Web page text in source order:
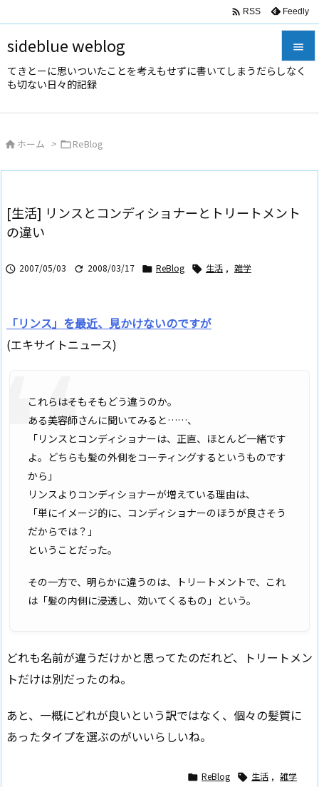
sideblue weblog
てきとーに思いついたことを考えもせずに書いてしまうだらしなく
も切ない日々的記録



 RSS Feedly
 ホーム > ReBlog
[生活] リンスとコンディショナーとトリートメント
の違い
 2007/05/03  2008/03/17  ReBlog  生活 , 雑学
「リンス」を最近、見かけないのですが
(エキサイトニュース)
これらはそもそもどう違うのか。
ある美容師さんに聞いてみると……、
「リンスとコンディショナーは、正直、ほとんど一緒です
よ。どちらも髪の外側をコーティングするというものです
から」
リンスよりコンディショナーが増えている理由は、
「単にイメージ的に、コンディショナーのほうが良さそう
だからでは？」
ということだった。
その一方で、明らかに違うのは、トリートメントで、これ
は「髪の内側に浸透し、効いてくるもの」という。
どれも名前が違うだけかと思ってたのだれど、トリートメン
トだけは別だったのね。
あと、一概にどれが良いという訳ではなく、個々の髪質に
あったタイプを選ぶのがいいらしいね。
 ReBlog  生活 , 雑学